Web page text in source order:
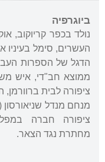
ביוגרפיה
נולד בכפר קריוקוב,
העשרים, סימל בעיניו
הדגל של הספרות
ממוצא חב"די, איש
ציפורה לבית
מנחם מנדל שניאורסון
ציפורה חברה
מחתרת נגד הצאר.